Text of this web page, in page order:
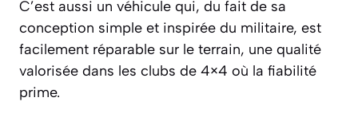
C’est aussi un véhicule qui, du fait de sa
conception simple et inspirée du militaire, est
facilement réparable sur le terrain, une qualité
valorisée dans les clubs de 4×4 où la fiabilité
prime.